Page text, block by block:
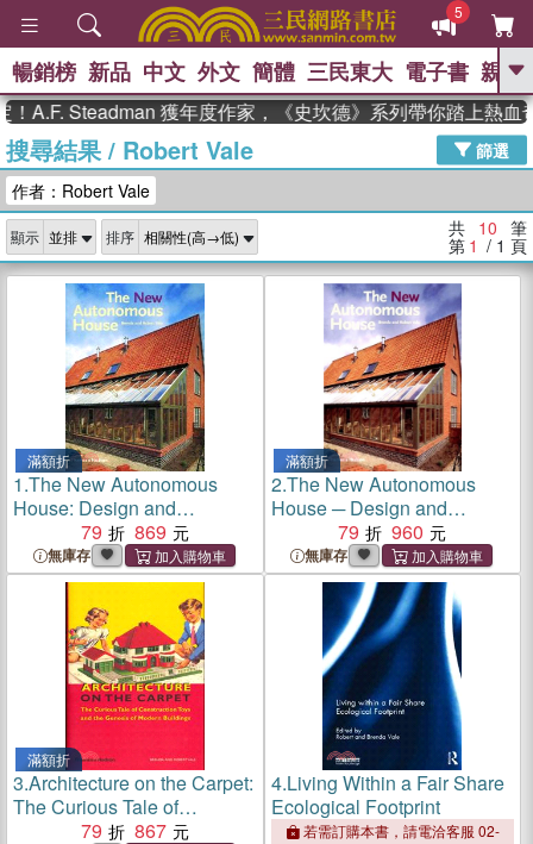
5
GO
熱搜： 高希均教授回憶錄
、 The Odyssey 、 父親節 、 如果歷
獎 臺灣漫遊錄 、 方念華 、 台灣的李
登輝時代
數學女孩：黎曼猜想 、
偉大的迷走神經
暢銷榜 新品 中文 外文 簡體 三民東大 電子書 親子
A.F. Steadman 獲年度作家，《史坎德》系列帶你踏上熱血奇
搜尋結果/ Robert Vale
篩選
作者：Robert Vale
顯示 排序 共 10 筆
第 1 / 1 頁
滿額折
1.The New Autonomous
House: Design and
Planning for Sustainability
79 869
無庫存
滿額折
2.The New Autonomous
House ─ Design and
Planning for Sustainability
79 960
無庫存
滿額折
3.Architecture on the Carpet:
The Curious Tale of
Construction Toys and the
79 867
4.Living Within a Fair Share
Ecological Footprint
若需訂購本書，請電洽客服 02-